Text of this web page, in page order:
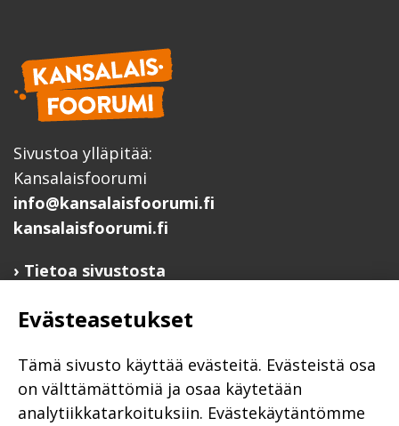
Sivustoa ylläpitää:
Kansalaisfoorumi
info@kansalaisfoorumi.fi
kansalaisfoorumi.fi
Tietoa sivustosta
Ilmoita järjestösi järjestöhakemistoon
Järjestötietäjä-testi
Anna palautetta
Saavutettavuusseloste
Evästeasetukset
Tämä sivusto käyttää evästeitä. Evästeistä osa
on välttämättömiä ja osaa käytetään
analytiikkatarkoituksiin. Evästekäytäntömme